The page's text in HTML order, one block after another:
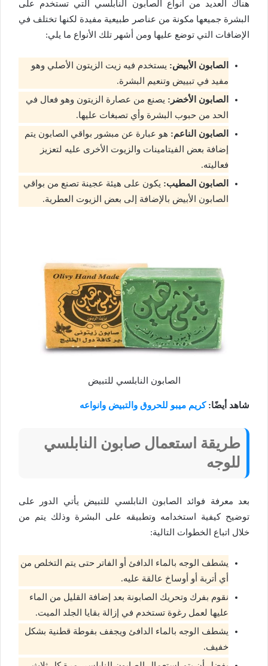
هناك العديد من أنواع الصابون النابلسي التي تستخدم على
البشرة جميعها مكونة من عناصر طبيعية مفيدة لكنها تختلف في
الإضافات التي توضع عليها ومن أشهر تلك الأنواع ما يلي:
الصابون الأبيض: يستخدم فيه زيت الزيتون الأصلي وهو
مفيد في تبييض وتنعيم البشرة.
الصابون الأخضر: يصنع من عصارة الزيتون وهو فعال في
الحد من حبوب البشرة وأي تصبغات عليها.
الصابون الناعم: هو عبارة عن مبشور بواقي الصابون يتم
إضافة بعض الفيتامينات والزيوت الأخرى عليه لتعزيز
فعاليته.
الصابون المطيب: يكون على هيئة عجينة تصنع من بواقي
الصابون الأبيض بالإضافة إلى بعض الزيوت العطرية.
الصابون النابلسي للتبيض
شاهد أيضًا:كريم ميبو للحروق والتبيض وانواعه
طريقة استعمال صابون النابلسي
للوجه
بعد معرفة فوائد الصابون النابلسي للتبيض يأتي الدور على
توضيح كيفية استخدامه وتطبيقه على البشرة وذلك يتم من
خلال اتباع الخطوات التالية:
يشطف الوجه بالماء الدافئ أو الفاتر حتى يتم التخلص من
أي أتربة أو أوساخ عالقة عليه.
نقوم بفرك وتحريك الصابونة بعد إضافة القليل من الماء
عليها لعمل رغوة تستخدم في إزالة بقايا الجلد الميت.
يشطف الوجه بالماء الدافئ ويجفف بفوطة قطنية بشكل
خفيف.